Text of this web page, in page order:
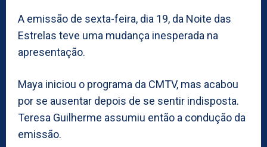
A emissão de sexta-feira, dia 19, da Noite das
Estrelas teve uma mudança inesperada na
apresentação.
Maya iniciou o programa da CMTV, mas acabou
por se ausentar depois de se sentir indisposta.
Teresa Guilherme assumiu então a condução da
emissão.